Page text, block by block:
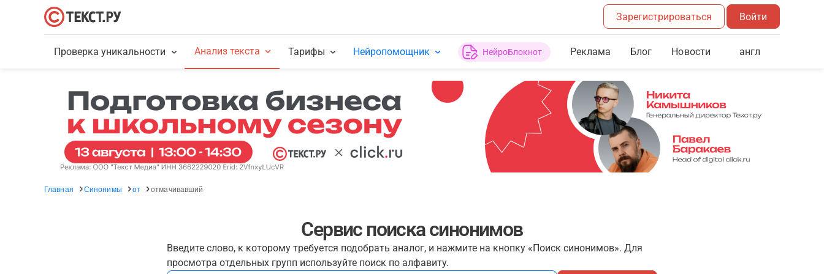
Зарегистрироваться Войти
Проверка уникальности Анализ текста Тарифы Нейропомощник НейроБлокнот Реклама Блог Новости англ
Главная Синонимы от отмачивавший
Сервис поиска синонимов
Введите слово, к которому требуется подобрать аналог, и нажмите на кнопку «Поиск синонимов». Для
просмотра отдельных групп используйте поиск по алфавиту.